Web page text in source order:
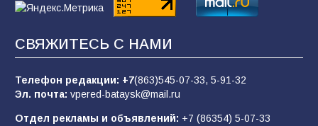
«Пургу нести — не поля переходить»: почему
заявления о мобилизации — это
85 01.08.2026
СВЯЖИТЕСЬ С НАМИ
Телефон редакции: +7(863)545-07-33, 5-91-32
Эл. почта: vpered-bataysk@mail.ru
Отдел рекламы и объявлений: +7 (86354) 5-07-33